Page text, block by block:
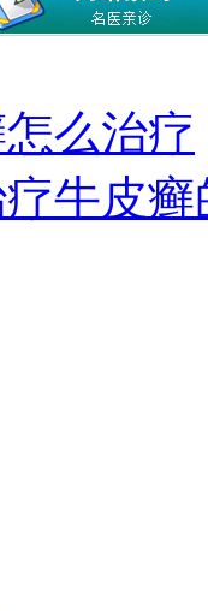
么治疗
牛皮